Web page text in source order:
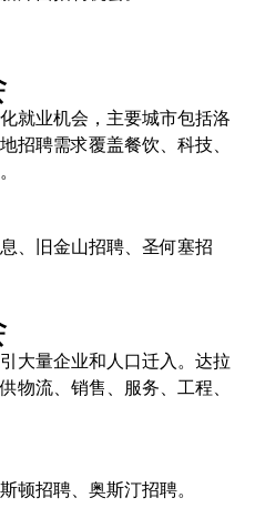
就业机会，主要城市包括洛
招聘需求覆盖餐饮、科技、
、旧金山招聘、圣何塞招
大量企业和人口迁入。达拉
物流、销售、服务、工程、
顿招聘、奥斯汀招聘。